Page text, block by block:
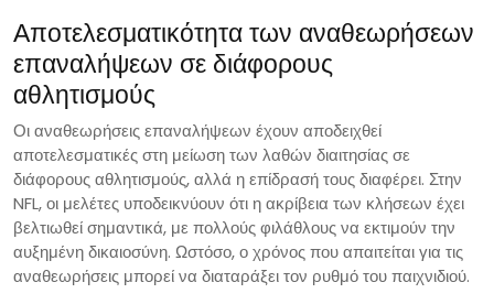
Αποτελεσματικότητα των αναθεωρήσεων
επαναλήψεων σε διάφορους
αθλητισμούς
Οι αναθεωρήσεις επαναλήψεων έχουν αποδειχθεί
αποτελεσματικές στη μείωση των λαθών διαιτησίας σε
διάφορους αθλητισμούς, αλλά η επίδρασή τους διαφέρει. Στην
NFL, οι μελέτες υποδεικνύουν ότι η ακρίβεια των κλήσεων έχει
βελτιωθεί σημαντικά, με πολλούς φιλάθλους να εκτιμούν την
αυξημένη δικαιοσύνη. Ωστόσο, ο χρόνος που απαιτείται για τις
αναθεωρήσεις μπορεί να διαταράξει τον ρυθμό του παιχνιδιού.